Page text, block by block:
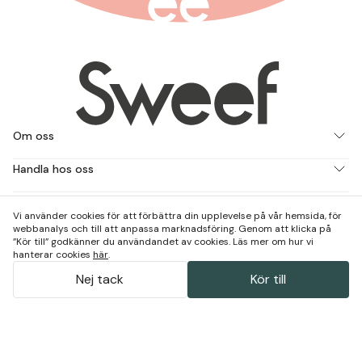
Om oss
Handla hos oss
Kontakta och besök oss
Vi använder cookies för att förbättra din upplevelse på vår hemsida, för
webbanalys och till att anpassa marknadsföring. Genom att klicka på
”Kör till” godkänner du användandet av cookies. Läs mer om hur vi
hanterar cookies här.
Nej tack Kör till